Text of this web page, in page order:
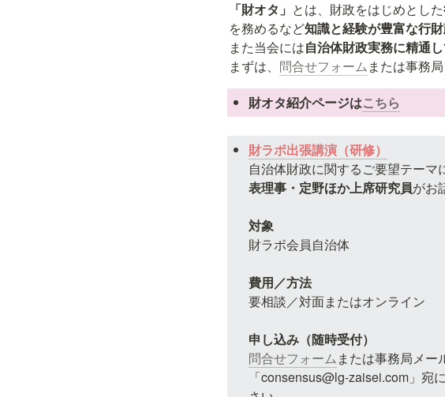
「財オタ」 とは、財政をはじめとした
を務めるなど知識と経験が豊富な行
また当会には自治体財政実務に精通
まずは、 問合せフォームまたは事務
財オタ紹介ページはこちら
財ラボ出張講演（研修）
自治体財政に関するご要望テーマ
表理事・定野ほか上席研究員がお
財ラボ会員自治体
費用／方法
要相談／対面またはオンライン
問合せフォームまたは事務局メー
「consensus@lg-zaisei.com」宛